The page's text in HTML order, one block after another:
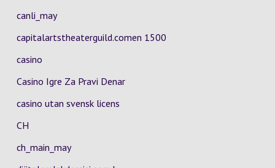
canli_may
capitalartstheaterguild.comen 1500
casino
Casino Igre Za Pravi Denar
casino utan svensk licens
CH
ch_main_may